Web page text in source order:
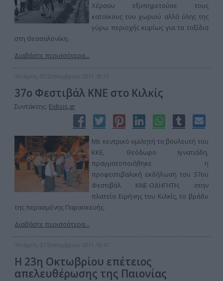
Χέρσου εξυπηρετούσε τους
κατοίκους του χωριού αλλά όλης της
γύρω περιοχής κυρίως για τα ταξίδια
στη Θεσσαλονίκη.
Διαβάστε περισσότερα...
Τετάρτη, 07 Σεπτεμβρίου 2011 18:57
37o Φεστιβάλ ΚΝΕ στο Κιλκίς
Συντάκτης: Eidisis.gr
Με κεντρικό ομιλητή το βουλευτή του
ΚΚΕ, Θεόδωρο Ιγνατιάδη,
πραγματοποιήθηκε η
προφεστιβαλική εκδήλωση του 37ου
Φεστιβάλ ΚΝΕ-ΟΔΗΓΗΤΗ, στην
πλατεία Ειρήνης του Κιλκίς, το βράδυ
της περασμένης Παρασκευής.
Διαβάστε περισσότερα...
Τετάρτη, 07 Σεπτεμβρίου 2011 18:47
Η 23η Οκτωβρίου επέτειος
απελευθέρωσης της Παιονίας